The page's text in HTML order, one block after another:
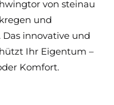
von steinau
und
Das innovative und
Ihr Eigentum –
Komfort.